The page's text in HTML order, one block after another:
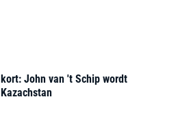
John van 't Schip wordt